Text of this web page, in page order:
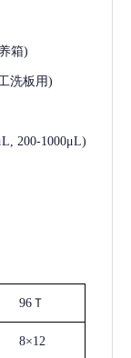
箱)
洗板用)
200-1000μL)
96Ｔ
8×12